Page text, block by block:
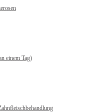
einem Tag)